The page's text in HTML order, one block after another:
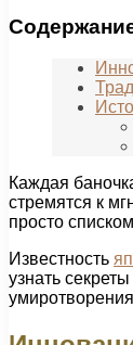
Каждая
стремятся к
просто
Известность
узнать